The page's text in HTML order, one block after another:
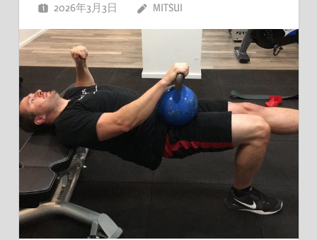
2026年3月3日 MITSUI